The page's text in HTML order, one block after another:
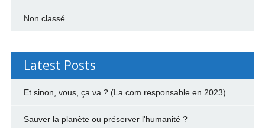
Non classé
Latest Posts
Et sinon, vous, ça va ? (La com responsable en 2023)
Sauver la planète ou préserver l'humanité ?